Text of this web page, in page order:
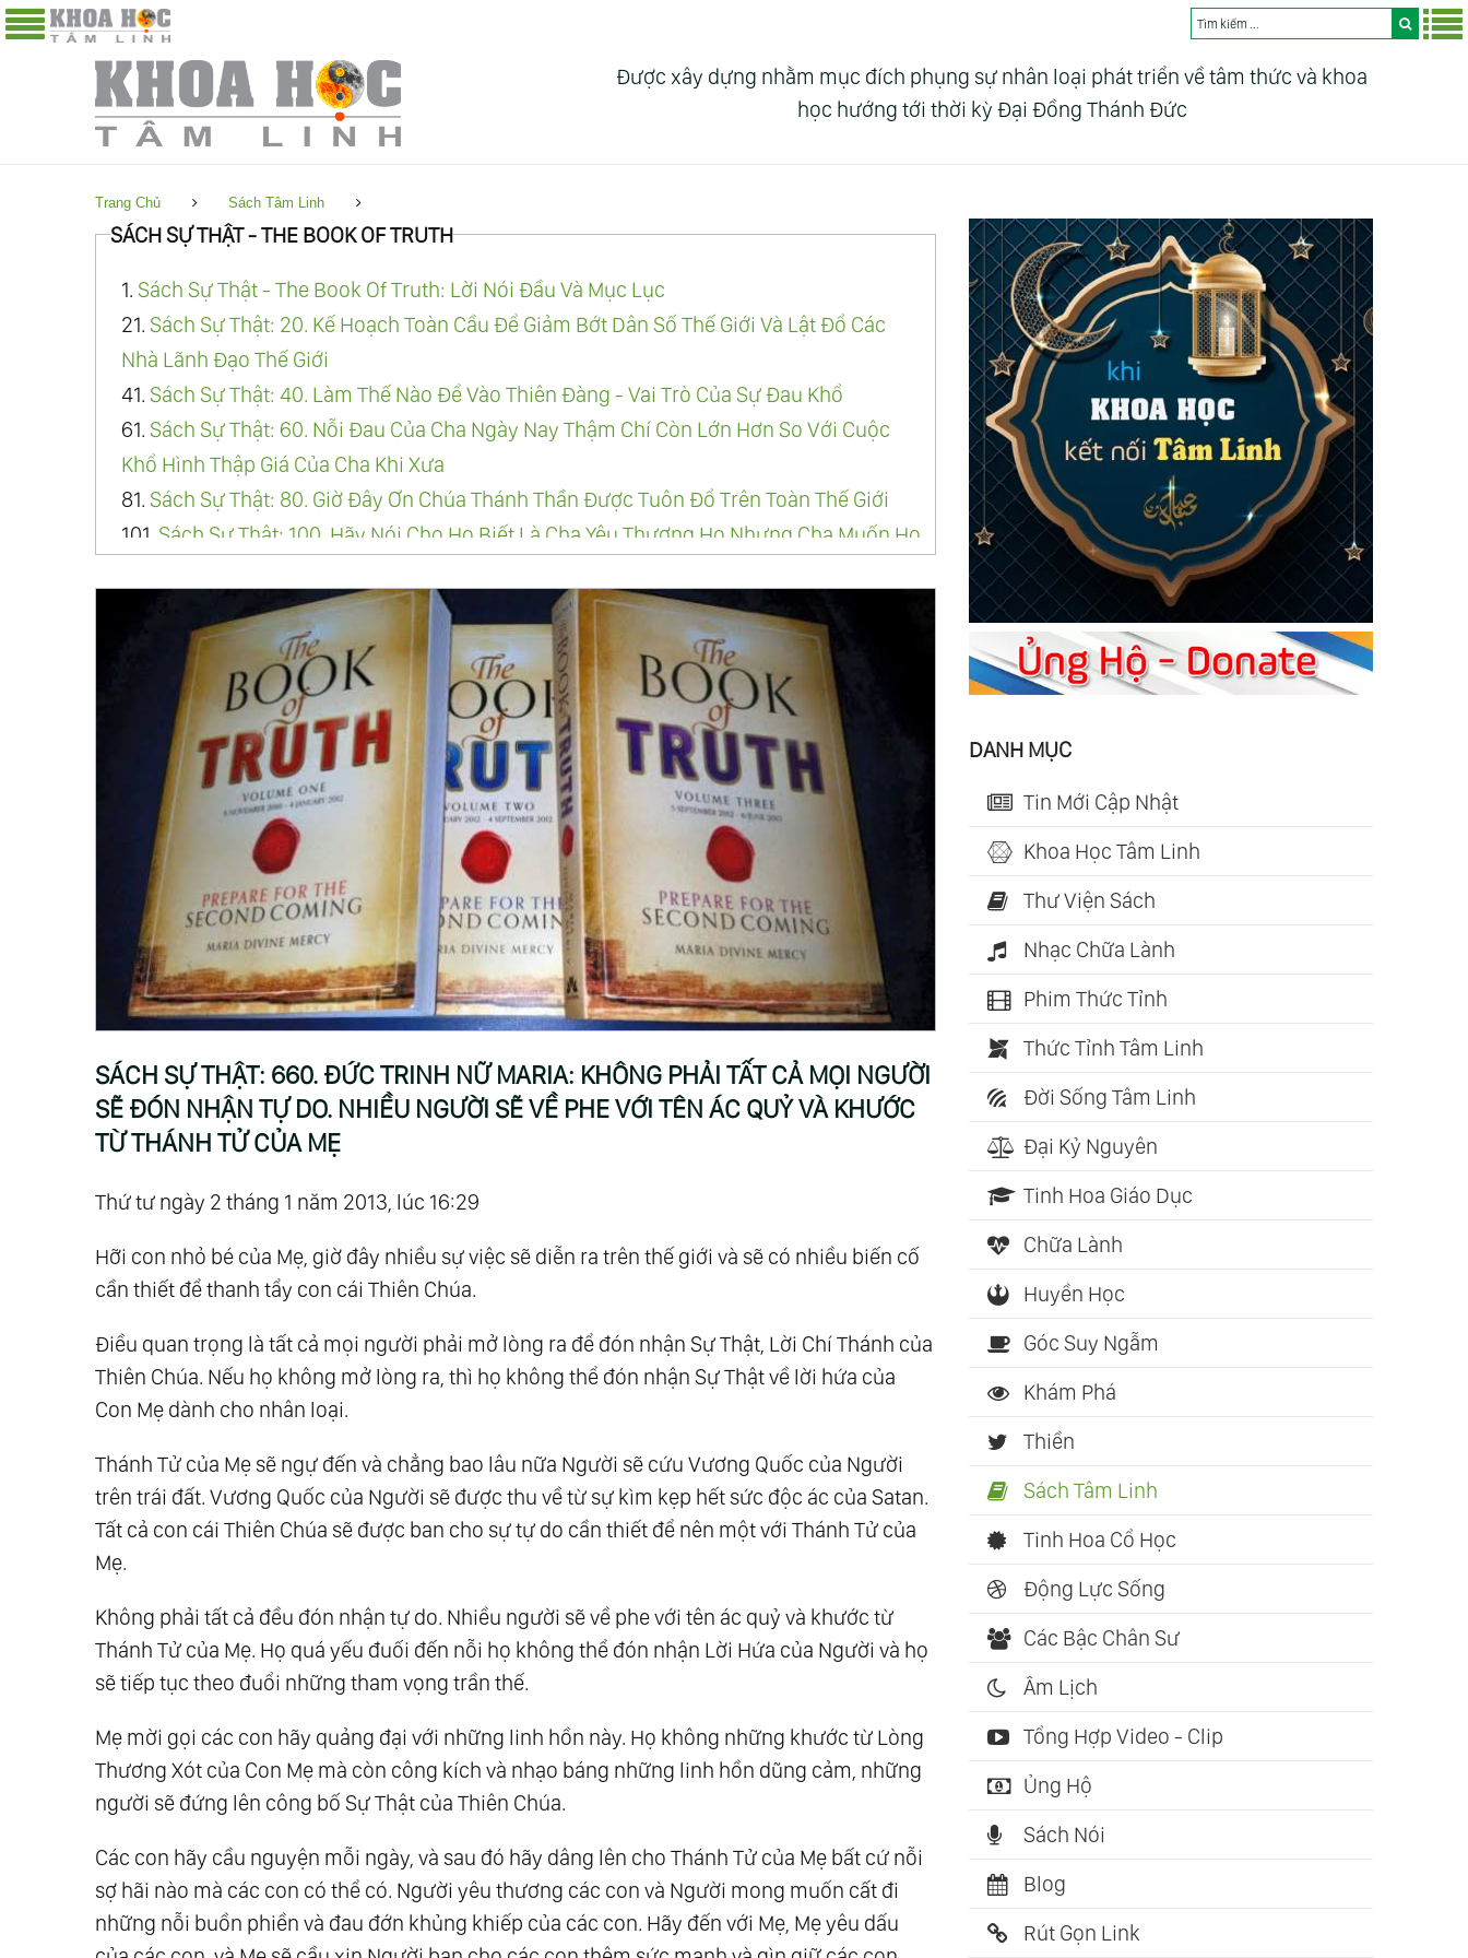
Được xây dựng nhằm mục đích phụng sự nhân loại phát triển về tâm thức và khoa
học hướng tới thời kỳ Đại Đồng Thánh Đức
Trang Chủ Sách Tâm Linh
SÁCH SỰ THẬT - THE BOOK OF TRUTH
1. Sách Sự Thật - The Book Of Truth: Lời Nói Đầu Và Mục Lục
21. Sách Sự Thật: 20. Kế Hoạch Toàn Cầu Để Giảm Bớt Dân Số Thế Giới Và Lật Đổ Các
Nhà Lãnh Đạo Thế Giới
41. Sách Sự Thật: 40. Làm Thế Nào Để Vào Thiên Đàng - Vai Trò Của Sự Đau Khổ
61. Sách Sự Thật: 60. Nỗi Đau Của Cha Ngày Nay Thậm Chí Còn Lớn Hơn So Với Cuộc
Khổ Hình Thập Giá Của Cha Khi Xưa
81. Sách Sự Thật: 80. Giờ Đây Ơn Chúa Thánh Thần Được Tuôn Đổ Trên Toàn Thế Giới
101. Sách Sự Thật: 100. Hãy Nói Cho Họ Biết Là Cha Yêu Thương Họ Nhưng Cha Muốn Họ
Sách Sự Thật: 120. Những Người Bình Thường, Những Người Tốt Đang Quay Lưng
Lại Với Cha
Sách Sự Thật: 140. Hãy Quy Tụ Gia Đình Các Con Để Vui Hưởng Địa Đàng Mới Trên
Trái Đất
Sách Sự Thật: 160. Sự Hỗn Loạn Trên Thế Giới Là Do Sự Thiếu Vắng Tình Yêu Dành
Cho Ta
181.Sách Sự Thật: 180. Đạo Binh Của Cha Sẽ Phát Triển Thành Một Đội Quân Gồm Hơn
20 Triệu Người
201.Sách Sự Thật: 200. Nỗi Buồn Vì Sự Hư Mất Của Các Con Cái Cha, Những Người
Không Muốn Liên Hệ Gì Với Cha
221.Sách Sự Thật: 220. Đừng Bao Giờ Bênh Vực Cha Vì Đó Là Điều Không Cần Thiết
241.Sách Sự Thật: 240. Đức Chúa Cha - Lời Mời Gọi Cuối Cùng Dành Cho Những Người
Vô Thần
261. Sách Sự Thật: 260. Thế Giới Sẽ Được Thay Đổi Mãi Mãi
281.Sách Sự Thật: 280. Đức Trinh Nữ Maria: Đừng Bao Giờ Từ Bỏ Hy Vọng Vì Sợ Hãi
301. Sách Sự Thật: 300. Thiên Chúa Cha: Các Con Yêu Dấu Của Cha, Các Con Có Một
Tương Lai Huy Hoàng Ở Phía Trước
321.Sách Sự Thật: 320. Mẹ Của Ơn Cứu Rỗi: Hãy Hết Lòng Cầu Nguyện Cho Đức Giáo
341. Sách Sự Thật: 340. Thiên Chúa Cha: Châu Âu Sẽ Là Mục Tiêu Đầu Tiên Của Con
Rồng Đỏ, Tiếp Theo Là Hoa Kỳ
361. Sách Sự Thật: 360. Giáo Hội Công Giáo Và Nhà Ít-Ra-En Sẽ Bị Bách Hại
381.Sách Sự Thật: 380. Chúa Giêsu Kể Lại Chi Tiết Về Cuộc Khổ Hình Thập Giá Của
Người
Chúa Cha Nhân Từ Yêu Thương
421.Sách Sự Thật: 420. Hiện Nay Hoạt Động Trong Các Tổ Chức Của Tam Điểm Trên Thế
Huyền, Có Ý Nghĩa Đúng Như Vậy
461.Sách Sự Thật: 460. Màn Trời Sẽ Được Vén Mở Như Thể Mái Nhà Được Mở Ra
481.Sách Sự Thật: 480. Hãy Coi Chừng: Thứ Tôn Giáo Mang Tính Toàn Cầu Mới Có Vẻ
Như Là Một Tổ Chức Tốt Lành, Thánh Thiện Và Giàu Tình Thương
501.
Sách Sự Thật: 500. Thỏa Ước Với Satan Gần Như Chấm Dứt Và Hai Biến Cố Phải Xảy
Ra
Dụng Thời Gian Để Chuẩn Bị Cho Càng Nhiều Người Càng Tốt
541.Sách Sự Thật: 540. Một Cuộc Đụng Độ Khủng Khiếp Sẽ Trở Nên Rõ Ràng Và Người
Ta Sẽ Chia Rẽ Nhau. Anh Em Sẽ Chống Lại Nhau
SÁCH SỰ THẬT: 660. ĐỨC TRINH NỮ MARIA: KHÔNG PHẢI TẤT CẢ MỌI NGƯỜI
SẼ ĐÓN NHẬN TỰ DO. NHIỀU NGƯỜI SẼ VỀ PHE VỚI TÊN ÁC QUỶ VÀ KHƯỚC
TỪ THÁNH TỬ CỦA MẸ
Thứ tư ngày 2 tháng 1 năm 2013, lúc 16:29
Hỡi con nhỏ bé của Mẹ, giờ đây nhiều sự việc sẽ diễn ra trên thế giới và sẽ có nhiều biến cố
cần thiết để thanh tẩy con cái Thiên Chúa.
Điều quan trọng là tất cả mọi người phải mở lòng ra để đón nhận Sự Thật, Lời Chí Thánh của
Thiên Chúa. Nếu họ không mở lòng ra, thì họ không thể đón nhận Sự Thật về lời hứa của
Con Mẹ dành cho nhân loại.
Thánh Tử của Mẹ sẽ ngự đến và chẳng bao lâu nữa Người sẽ cứu Vương Quốc của Người
trên trái đất. Vương Quốc của Người sẽ được thu về từ sự kìm kẹp hết sức độc ác của Satan.
Tất cả con cái Thiên Chúa sẽ được ban cho sự tự do cần thiết để nên một với Thánh Tử của
Mẹ.
Không phải tất cả đều đón nhận tự do. Nhiều người sẽ về phe với tên ác quỷ và khước từ
Thánh Tử của Mẹ. Họ quá yếu đuối đến nỗi họ không thể đón nhận Lời Hứa của Người và họ
sẽ tiếp tục theo đuổi những tham vọng trần thế.
Mẹ mời gọi các con hãy quảng đại với những linh hồn này. Họ không những khước từ Lòng
Thương Xót của Con Mẹ mà còn công kích và nhạo báng những linh hồn dũng cảm, những
người sẽ đứng lên công bố Sự Thật của Thiên Chúa.
Các con hãy cầu nguyện mỗi ngày, và sau đó hãy dâng lên cho Thánh Tử của Mẹ bất cứ nỗi
sợ hãi nào mà các con có thể có. Người yêu thương các con và Người mong muốn cất đi
những nỗi buồn phiền và đau đớn khủng khiếp của các con. Hãy đến với Mẹ, Mẹ yêu dấu
DANH MỤC
Tin Mới Cập Nhật
Khoa Học Tâm Linh
Thư Viện Sách
Nhạc Chữa Lành
Phim Thức Tỉnh
Thức Tỉnh Tâm Linh
Đời Sống Tâm Linh
Đại Kỷ Nguyên
Tinh Hoa Giáo Dục
Chữa Lành
Huyền Học
Góc Suy Ngẫm
Khám Phá
Thiền
Sách Tâm Linh
Tinh Hoa Cổ Học
Động Lực Sống
Các Bậc Chân Sư
Âm Lịch
Tổng Hợp Video - Clip
Ủng Hộ
Sách Nói
Blog
Rút Gọn Link